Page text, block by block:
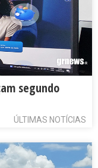
segundo
ÚLTIMAS NOTÍCIAS